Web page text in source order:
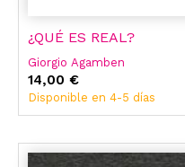
¿QUÉ ES REAL?
Giorgio Agamben
14,00 €
Disponible en 4-5 días